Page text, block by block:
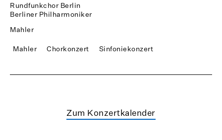
Rundfunkchor Berlin
Berliner Philharmoniker
Mahler
Mahler Chorkonzert Sinfoniekonzert
Zum Konzertkalender